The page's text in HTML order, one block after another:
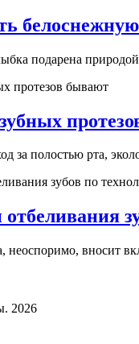
подарена
за полостью рта,
неоспоримо, вносит
2026